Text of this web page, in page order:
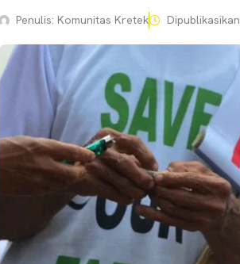
Penulis: Komunitas Kretek Dipublikasikan